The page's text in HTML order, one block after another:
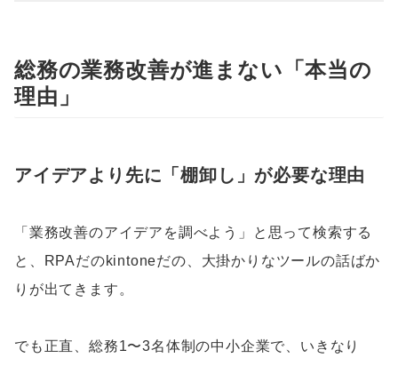
総務の業務改善が進まない「本当の
理由」
アイデアより先に「棚卸し」が必要な理由
「業務改善のアイデアを調べよう」と思って検索する
と、RPAだのkintoneだの、大掛かりなツールの話ばか
りが出てきます。
でも正直、総務1〜3名体制の中小企業で、いきなり